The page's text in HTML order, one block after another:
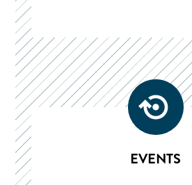
EVENTS